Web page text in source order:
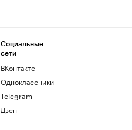
Социальные
сети
ВКонтакте
Одноклассники
Telegram
Дзен